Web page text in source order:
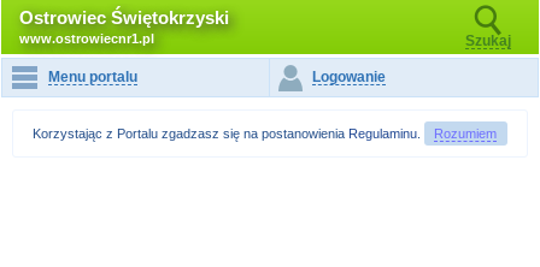
Ostrowiec Świętokrzyski
www.ostrowiecnr1.pl Szukaj
Menu portalu Logowanie
Korzystając z Portalu zgadzasz się na postanowienia Regulaminu Rozumiem